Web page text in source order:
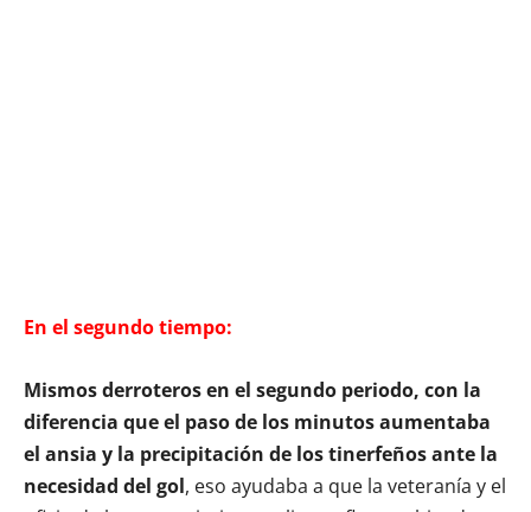
En el segundo tiempo:
Mismos derroteros en el segundo periodo, con la
diferencia que el paso de los minutos aumentaba
el ansia y la precipitación de los tinerfeños ante la
necesidad del gol, eso ayudaba a que la veteranía y el